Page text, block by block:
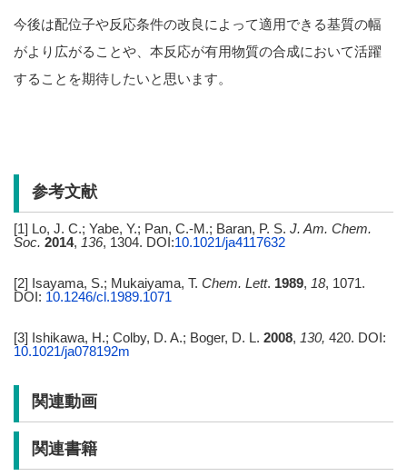
今後は配位子や反応条件の改良によって適用できる基質の幅
がより広がることや、本反応が有用物質の合成において活躍
することを期待したいと思います。
参考文献
[1] Lo, J. C.; Yabe, Y.; Pan, C.-M.; Baran, P. S. J. Am. Chem.
Soc. 2014, 136, 1304. DOI:10.1021/ja4117632
[2] Isayama, S.; Mukaiyama, T. Chem. Lett. 1989, 18, 1071.
DOI: 10.1246/cl.1989.1071
[3] Ishikawa, H.; Colby, D. A.; Boger, D. L. 2008, 130, 420. DOI:
10.1021/ja078192m
関連動画
関連書籍